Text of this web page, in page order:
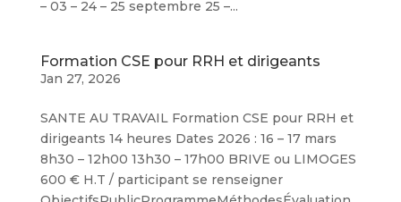
– 03 – 24 – 25 septembre 25 –...
Formation CSE pour RRH et dirigeants
Jan 27, 2026
SANTE AU TRAVAIL Formation CSE pour RRH et
dirigeants 14 heures Dates 2026 : 16 – 17 mars
8h30 – 12h00 13h30 – 17h00 BRIVE ou LIMOGES
600 € H.T / participant se renseigner